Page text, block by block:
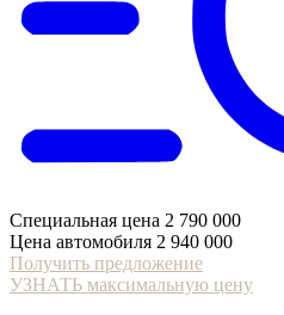
Специальная цена 2 790 000
Цена автомобиля 2 940 000
Получить предложение
УЗНАТЬ максимальную цену